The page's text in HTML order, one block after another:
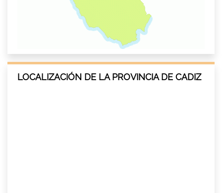
LOCALIZACIÓN DE LA PROVINCIA DE CADIZ